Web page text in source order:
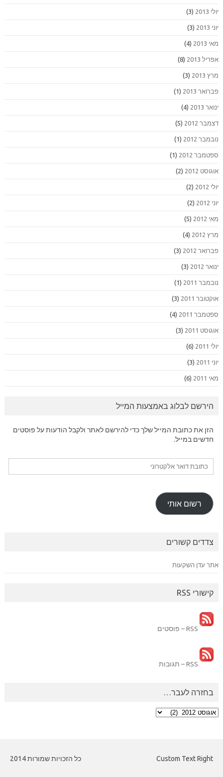
יולי 2013 (3)
יוני 2013 (3)
מאי 2013 (4)
אפריל 2013 (8)
מרץ 2013 (3)
פברואר 2013 (1)
ינואר 2013 (4)
דצמבר 2012 (5)
נובמבר 2012 (1)
ספטמבר 2012 (1)
אוגוסט 2012 (2)
יולי 2012 (2)
יוני 2012 (2)
מאי 2012 (5)
מרץ 2012 (4)
פברואר 2012 (3)
ינואר 2012 (3)
נובמבר 2011 (1)
אוקטובר 2011 (3)
ספטמבר 2011 (4)
אוגוסט 2011 (3)
יולי 2011 (6)
יוני 2011 (3)
מאי 2011 (6)
הירשם לבלוג באמצעות המייל
הזן את כתובת המייל שלך כדי להירשם לאתר ולקבל הודעות על פוסטים
חדשים במייל.
רשום אותי
צדדים קשורים
אתר עדן השקעות
קישורי RSS
RSS – פוסטים
RSS – תגובות
בחזרה לעבר…
בחזרה
כל הזכויות שמורות 2014 Custom Text Right